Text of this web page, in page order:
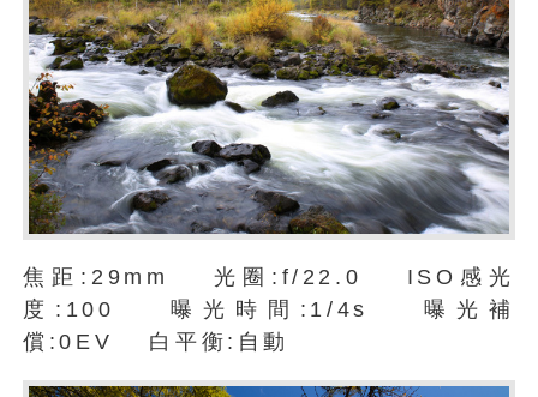
焦距:29mm 光圈:f/22.0 ISO感光
度:100 曝光時間:1/4s 曝光補
償:0EV 白平衡:自動